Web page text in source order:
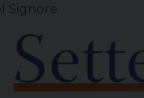
Signore